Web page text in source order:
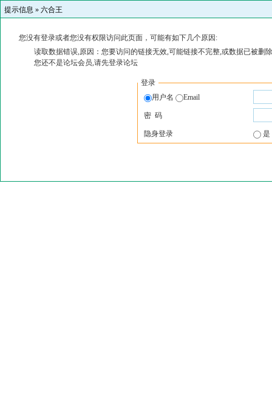
提示信息 » 六合王
您没有登录或者您没有权限访问此页面，可能有如下几个原因:
读取数据错误,原因：您要访问的链接无效,可能链接不完整,或数据已被删
您还不是论坛会员,请先登录论坛
登录
用户名
Email
密 码
隐身登录